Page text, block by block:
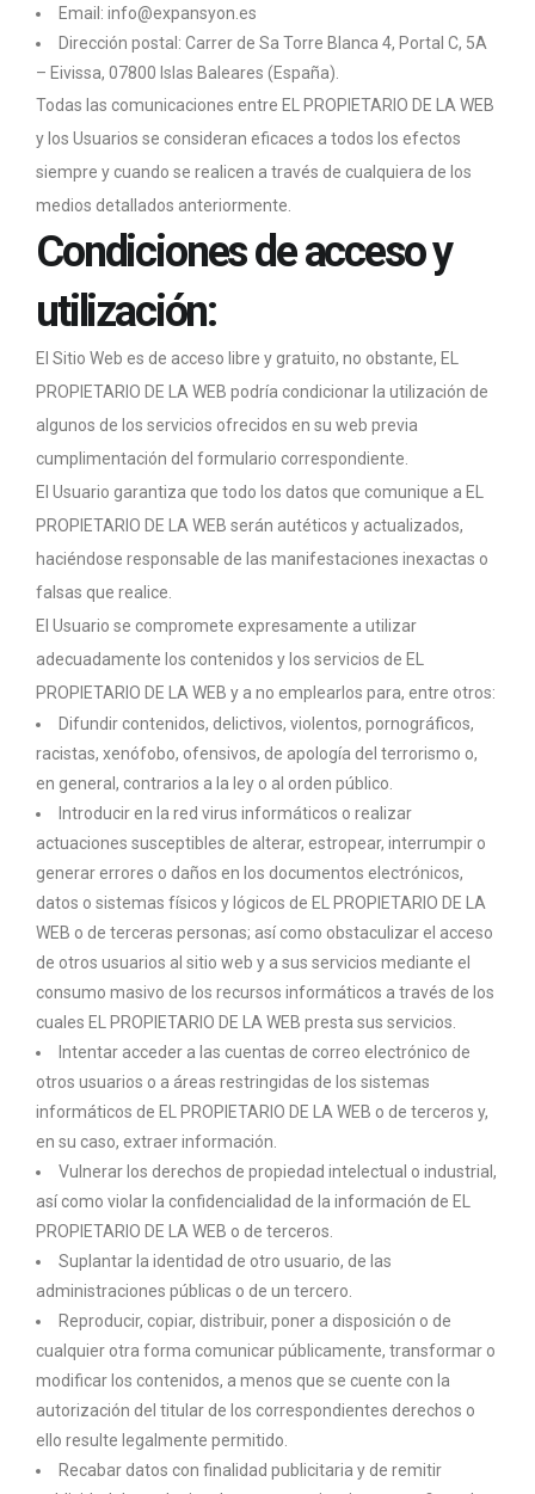
Email: info@expansyon.es
Dirección postal: Carrer de Sa Torre Blanca 4, Portal C, 5A
– Eivissa, 07800 Islas Baleares (España).
Todas las comunicaciones entre EL PROPIETARIO DE LA WEB
y los Usuarios se consideran eficaces a todos los efectos
siempre y cuando se realicen a través de cualquiera de los
medios detallados anteriormente.
Condiciones de acceso y
utilización:
El Sitio Web es de acceso libre y gratuito, no obstante, EL
PROPIETARIO DE LA WEB podría condicionar la utilización de
algunos de los servicios ofrecidos en su web previa
cumplimentación del formulario correspondiente.
El Usuario garantiza que todo los datos que comunique a EL
PROPIETARIO DE LA WEB serán autéticos y actualizados,
haciéndose responsable de las manifestaciones inexactas o
falsas que realice.
El Usuario se compromete expresamente a utilizar
adecuadamente los contenidos y los servicios de EL
PROPIETARIO DE LA WEB y a no emplearlos para, entre otros:
Difundir contenidos, delictivos, violentos, pornográficos,
racistas, xenófobo, ofensivos, de apología del terrorismo o,
en general, contrarios a la ley o al orden público.
Introducir en la red virus informáticos o realizar
actuaciones susceptibles de alterar, estropear, interrumpir o
generar errores o daños en los documentos electrónicos,
datos o sistemas físicos y lógicos de EL PROPIETARIO DE LA
WEB o de terceras personas; así como obstaculizar el acceso
de otros usuarios al sitio web y a sus servicios mediante el
consumo masivo de los recursos informáticos a través de los
cuales EL PROPIETARIO DE LA WEB presta sus servicios.
Intentar acceder a las cuentas de correo electrónico de
otros usuarios o a áreas restringidas de los sistemas
informáticos de EL PROPIETARIO DE LA WEB o de terceros y,
en su caso, extraer información.
Vulnerar los derechos de propiedad intelectual o industrial,
así como violar la confidencialidad de la información de EL
PROPIETARIO DE LA WEB o de terceros.
Suplantar la identidad de otro usuario, de las
administraciones públicas o de un tercero.
Reproducir, copiar, distribuir, poner a disposición o de
cualquier otra forma comunicar públicamente, transformar o
modificar los contenidos, a menos que se cuente con la
autorización del titular de los correspondientes derechos o
ello resulte legalmente permitido.
Recabar datos con finalidad publicitaria y de remitir